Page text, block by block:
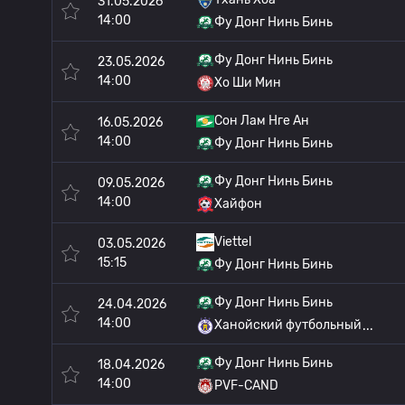
14:00
Фу Донг Нинь Бинь
23.05.2026
14:00
Фу Донг Нинь Бинь
Хо Ши Мин
16.05.2026
14:00
Сон Лам Нге Ан
Фу Донг Нинь Бинь
09.05.2026
14:00
Фу Донг Нинь Бинь
Хайфон
03.05.2026
15:15
Viettel
Фу Донг Нинь Бинь
24.04.2026
14:00
Фу Донг Нинь Бинь
Ханойский футбольный
18.04.2026
14:00
Фу Донг Нинь Бинь
PVF-CAND